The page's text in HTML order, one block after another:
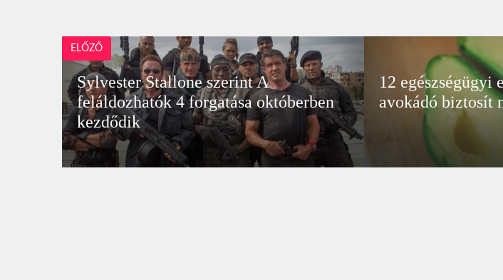
ELŐZŐ
Sylvester Stallone szerint A
feláldozhatók 4 forgatása októberben
kezdődik
12 egészségügyi
avokádó biztosít